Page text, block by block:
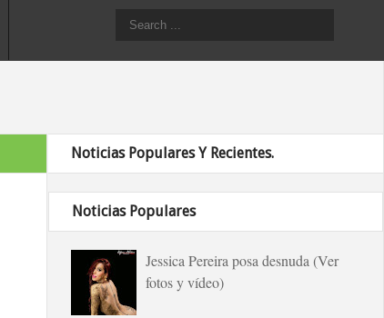
Noticias Populares Y Recientes.
Noticias Populares
Jessica Pereira posa desnuda (Ver
fotos y vídeo)